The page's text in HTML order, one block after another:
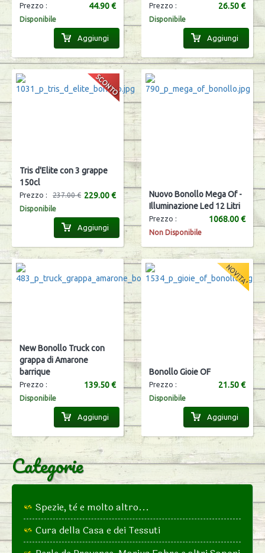
Prezzo : 44.90 €
Disponibile
Aggiungi
Prezzo : 26.50 €
Disponibile
Aggiungi
Tris d'Elite con 3 grappe
150cl
Prezzo : 229.00 €
237.00 €
Disponibile
Aggiungi
Nuovo Bonollo Mega Of -
Illuminazione Led 12 Litri
Prezzo : 1068.00 €
Non Disponibile
New Bonollo Truck con
grappa di Amarone
barrique
Prezzo : 139.50 €
Disponibile
Aggiungi
Bonollo Gioie OF
Prezzo : 21.50 €
Disponibile
Aggiungi
Categorie
Spezie, tè e molto altro...
Cura della Casa e dei Tessuti